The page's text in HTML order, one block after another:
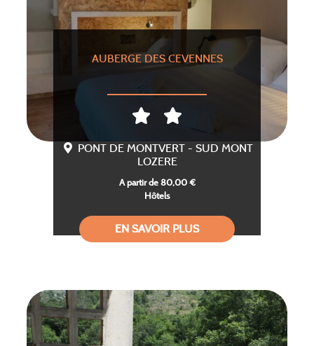
AUBERGE DES CEVENNES
PONT DE MONTVERT - SUD MONT
LOZERE
A partir de 80,00 €
Hôtels
EN SAVOIR PLUS